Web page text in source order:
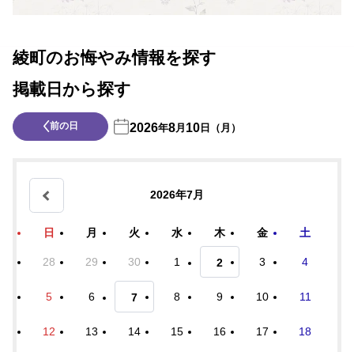
綾町のお悔やみ情報を探す
掲載日から探す
前の日 2026年8月 10日（月）
2026年7月
日 月 火 水 木 金 土
28 29 30 1 2 3 4
5 6 7 8 9 10 11
12 13 14 15 16 17 18